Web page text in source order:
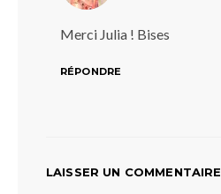
Merci Julia ! Bises
RÉPONDRE
LAISSER UN COMMENTAIRE